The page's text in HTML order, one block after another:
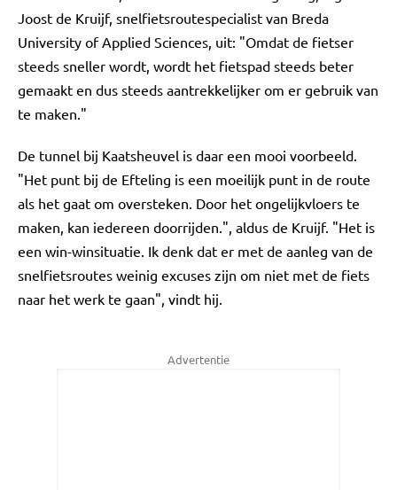
Joost de Kruijf, snelfietsroutespecialist van Breda
University of Applied Sciences, uit: "Omdat de fietser
steeds sneller wordt, wordt het fietspad steeds beter
gemaakt en dus steeds aantrekkelijker om er gebruik van
te maken."
De tunnel bij Kaatsheuvel is daar een mooi voorbeeld.
"Het punt bij de Efteling is een moeilijk punt in de route
als het gaat om oversteken. Door het ongelijkvloers te
maken, kan iedereen doorrijden.", aldus de Kruijf. "Het is
een win-winsituatie. Ik denk dat er met de aanleg van de
snelfietsroutes weinig excuses zijn om niet met de fiets
naar het werk te gaan", vindt hij.
Advertentie